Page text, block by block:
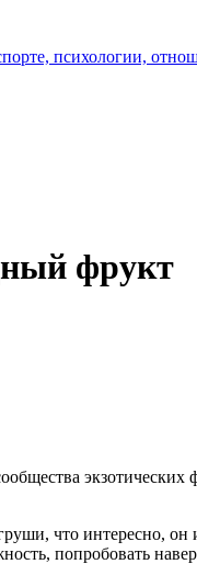
фрукт
что интересно,
попробовать